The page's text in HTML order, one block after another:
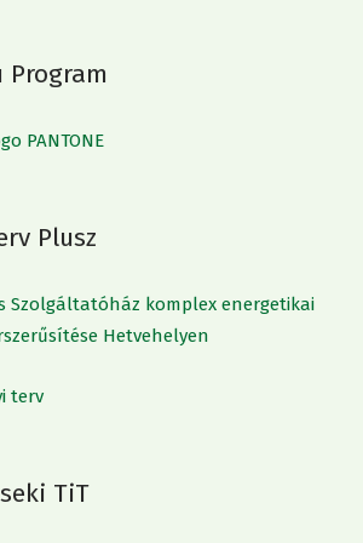
Program
Plusz
Szolgáltatóház komplex energetikai
Hetvehelyen
TiT